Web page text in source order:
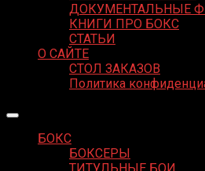
ДОКУМЕНТАЛЬНЫЕ
КНИГИ ПРО БОКС
СТАТЬИ
О САЙТЕ
СТОЛ ЗАКАЗОВ
Политика
БОКС
БОКСЕРЫ